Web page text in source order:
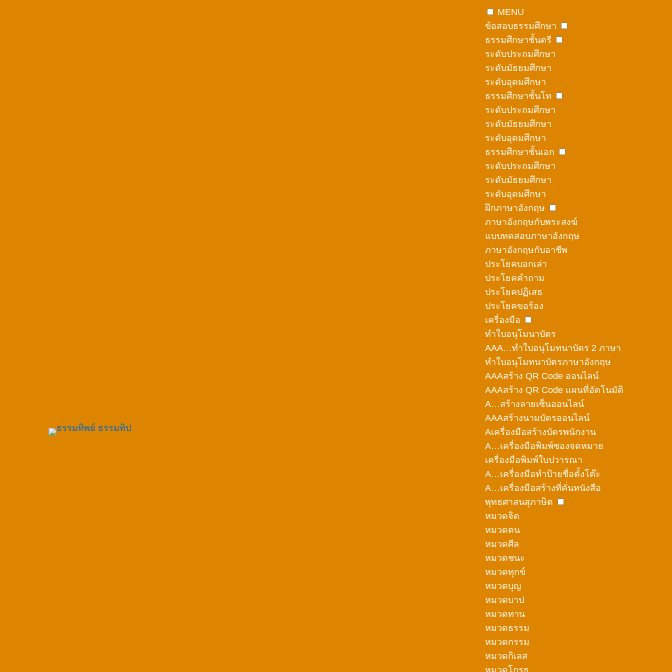
MENU
ข้อสอบธรรมศึกษา
ธรรมศึกษาชั้นตรี
ระดับประถมศึกษา
ระดับมัธยมศึกษา
ระดับอุดมศึกษา
ธรรมศึกษาชั้นโท
ระดับประถมศึกษา
ระดับมัธยมศึกษา
ระดับอุดมศึกษา
ธรรมศึกษาชั้นเอก
ระดับประถมศึกษา
ระดับมัธยมศึกษา
ระดับอุดมศึกษา
ฝึกภาษาอังกฤษ
ภาษาอังกฤษกับพระสงฆ์
แบบทดสอบภาษาอังกฤษ
ภาษาอังกฤษกับอาชีพ
ประโยคบอกเล่า
ประโยคคำถาม
ประโยคปฏิเสธ
ประโยคขอร้อง
เครื่องมือ
ทำใบอนุโมนาบัตร
AAA…ทำใบอนุโมทนาบัตร 2 ภาษา
ทำใบอนุโมทนาบัตรภาษาอังกฤษ
AAAสร้าง QR Code ออนไลน์
AAAสร้าง QR Code แผนที่อัตโนมัติ
A…สร้างลายเซ็นออนไลน์
AAAสร้างนามบัตรออนไลน์
Aเครื่องมือสร้างบัตรพนักงาน
A…เครื่องมือพิมพ์ซองจดหมาย
เครื่องมือพิมพ์ใบปวารณา
A…เครื่องมือทำป้ายชื่อตั้งโต๊ะ
A…เครื่องมือสร้างที่คั่นหนังสือ
พุทธศาสนสุภาษิต
หมวดจิต
หมวดตน
หมวดศีล
หมวดชนะ
หมวดทุกข์
หมวดบุญ
หมวดบาป
หมวดทาน
หมวดธรรม
หมวดกรรม
หมวดกิเลส
หมวดโกรธ